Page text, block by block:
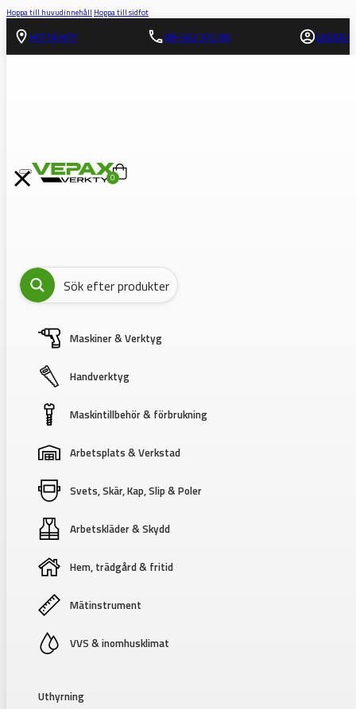
Hoppa till huvudinnehåll Hoppa till sidfot
HITTA HIT! 08-562 372 00 LOGGA IN
0
Maskiner & Verktyg
Handverktyg
Maskintillbehör & förbrukning
Arbetsplats & Verkstad
Svets, Skär, Kap, Slip & Poler
Arbetskläder & Skydd
Hem, trädgård & fritid
Mätinstrument
VVS & inomhusklimat
Uthyrning